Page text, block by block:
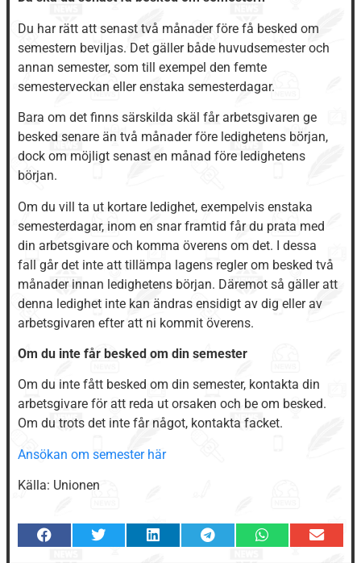
Du har rätt att senast två månader före få besked om
semestern beviljas. Det gäller både huvudsemester och
annan semester, som till exempel den femte
semesterveckan eller enstaka semesterdagar.
Bara om det finns särskilda skäl får arbetsgivaren ge
besked senare än två månader före ledighetens början,
dock om möjligt senast en månad före ledighetens
början.
Om du vill ta ut kortare ledighet, exempelvis enstaka
semesterdagar, inom en snar framtid får du prata med
din arbetsgivare och komma överens om det. I dessa
fall går det inte att tillämpa lagens regler om besked två
månader innan ledighetens början. Däremot så gäller att
denna ledighet inte kan ändras ensidigt av dig eller av
arbetsgivaren efter att ni kommit överens.
Om du inte får besked om din semester
Om du inte fått besked om din semester, kontakta din
arbetsgivare för att reda ut orsaken och be om besked.
Om du trots det inte får något, kontakta facket.
Ansökan om semester här
Källa: Unionen